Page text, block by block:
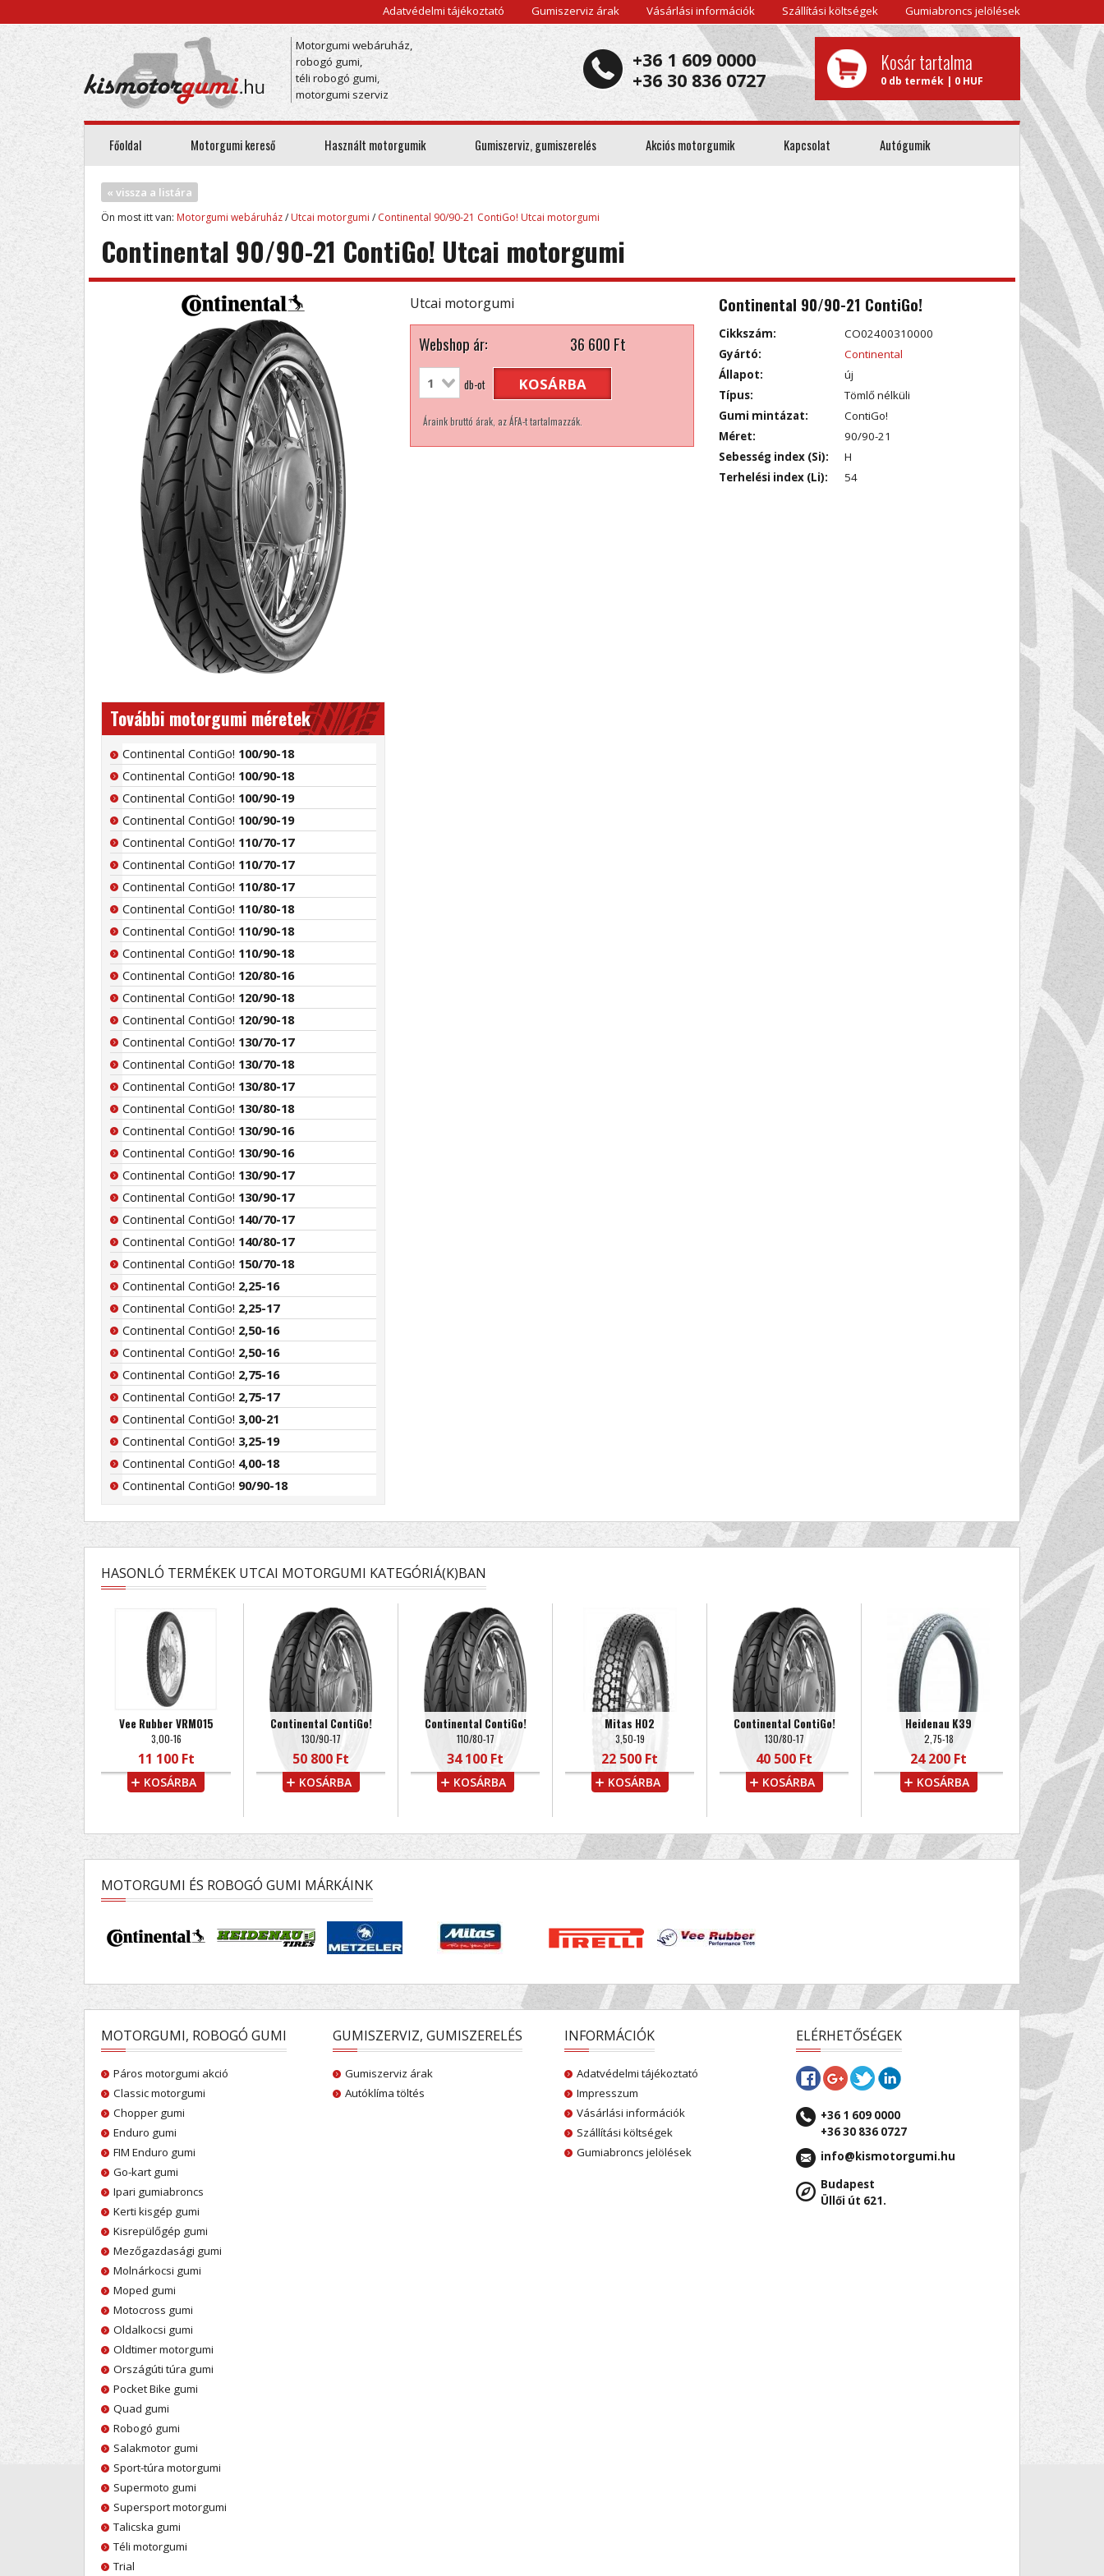
Adatvédelmi tájékoztató Gumiszerviz árak Vásárlási információk Szállítási költségek Gumiabroncs jelölések
Motorgumi webáruház,
robogó gumi,
téli robogó gumi,
motorgumi szerviz
Kosár tartalma
0 db termék | 0 HUF
+36 1 609 0000
+36 30 836 0727
Főoldal Motorgumi kereső Használt motorgumik Gumiszerviz, gumiszerelés Akciós motorgumik Kapcsolat Autógumik
« vissza a listára
Ön most itt van: Motorgumi webáruház/ Utcai motorgumi / Continental 90/90-21 ContiGo! Utcai motorgumi
Continental 90/90-21 ContiGo! Utcai motorgumi
További motorgumi méretek
Continental ContiGo! 100/90-18
Continental ContiGo! 100/90-18
Continental ContiGo! 100/90-19
Continental ContiGo! 100/90-19
Continental ContiGo! 110/70-17
Continental ContiGo! 110/70-17
Continental ContiGo! 110/80-17
Continental ContiGo! 110/80-18
Continental ContiGo! 110/90-18
Continental ContiGo! 110/90-18
Continental ContiGo! 120/80-16
Continental ContiGo! 120/90-18
Continental ContiGo! 120/90-18
Continental ContiGo! 130/70-17
Continental ContiGo! 130/70-18
Continental ContiGo! 130/80-17
Continental ContiGo! 130/80-18
Continental ContiGo! 130/90-16
Continental ContiGo! 130/90-16
Continental ContiGo! 130/90-17
Continental ContiGo! 130/90-17
Continental ContiGo! 140/70-17
Continental ContiGo! 140/80-17
Continental ContiGo! 150/70-18
Continental ContiGo! 2,25-16
Continental ContiGo! 2,25-17
Continental ContiGo! 2,50-16
Continental ContiGo! 2,50-16
Continental ContiGo! 2,75-16
Continental ContiGo! 2,75-17
Continental ContiGo! 3,00-21
Continental ContiGo! 3,25-19
Continental ContiGo! 4,00-18
Continental ContiGo! 90/90-18
Utcai motorgumi
Webshop ár: 36 600Ft
db-ot KOSÁRBA
Áraink bruttó árak, az ÁFA-t tartalmazzák.
Continental 90/90-21 ContiGo!
Cikkszám:
CO02400310000
Gyártó:
Continental
Állapot:
új
Típus:
Tömlő nélküli
Gumi mintázat:
ContiGo!
Méret:
90/90-21
Sebesség index (Si):
H
Terhelési index (Li):
54
HASONLÓ TERMÉKEK UTCAI MOTORGUMI KATEGÓRIÁ(K)BAN
Vee Rubber VRM015
3,00-16
11 100 Ft
KOSÁRBA
Continental ContiGo!
130/90-17
50 800 Ft
KOSÁRBA
Continental ContiGo!
110/80-17
34 100 Ft
KOSÁRBA
Mitas H02
3,50-19
22 500 Ft
KOSÁRBA
Continental ContiGo!
130/80-17
40 500 Ft
KOSÁRBA
Heidenau K39
2,75-18
24 200 Ft
KOSÁRBA
MOTORGUMI ÉS ROBOGÓ GUMI MÁRKÁINK
MOTORGUMI, ROBOGÓ GUMI
Páros motorgumi akció
Classic motorgumi
Chopper gumi
Enduro gumi
FIM Enduro gumi
Go-kart gumi
Ipari gumiabroncs
Kerti kisgép gumi
Kisrepülőgép gumi
Mezőgazdasági gumi
Molnárkocsi gumi
Moped gumi
Motocross gumi
Oldalkocsi gumi
Oldtimer motorgumi
Országúti túra gumi
Pocket Bike gumi
Quad gumi
Robogó gumi
Salakmotor gumi
Sport-túra motorgumi
Supermoto gumi
Supersport motorgumi
Talicska gumi
Téli motorgumi
Trial
GUMISZERVIZ, GUMISZERELÉS
Gumiszerviz árak
Autóklíma töltés
INFORMÁCIÓK
Adatvédelmi tájékoztató
Impresszum
Vásárlási információk
Szállítási költségek
Gumiabroncs jelölések
ELÉRHETŐSÉGEK
+36 1 609 0000
+36 30 836 0727
info@kismotorgumi.hu
Budapest
Üllői út 621.